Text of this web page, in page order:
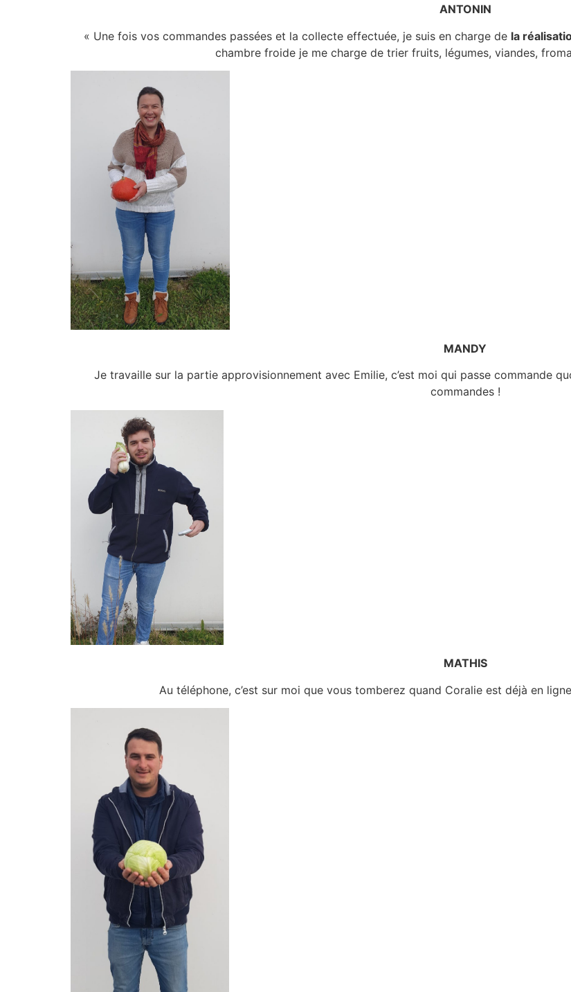
ANTONIN
« Une fois vos commandes passées et la collecte effectuée, je suis en charge de la
chambre froide je me charge de trier fruits, légumes, viandes,
MANDY
Je travaille sur la partie approvisionnement avec Emilie, c’est moi qui passe commande
commandes !
MATHIS
Au téléphone, c’est sur moi que vous tomberez quand Coralie est déjà en